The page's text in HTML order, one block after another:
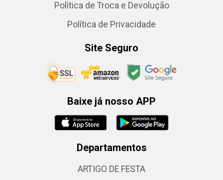
Política de Troca e Devolução
Política de Privacidade
Site Seguro
Baixe já nosso APP
Departamentos
ARTIGO DE FESTA